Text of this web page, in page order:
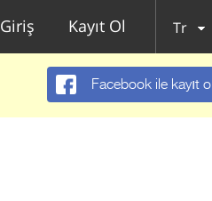
Giriş Kayıt Ol Tr
Facebook ile kayıt ol